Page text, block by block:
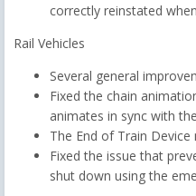
correctly reinstated
Rail Vehicles
Several general
Fixed the chain
animates in sync with
The End of Train
Fixed the issue that
shut down using the